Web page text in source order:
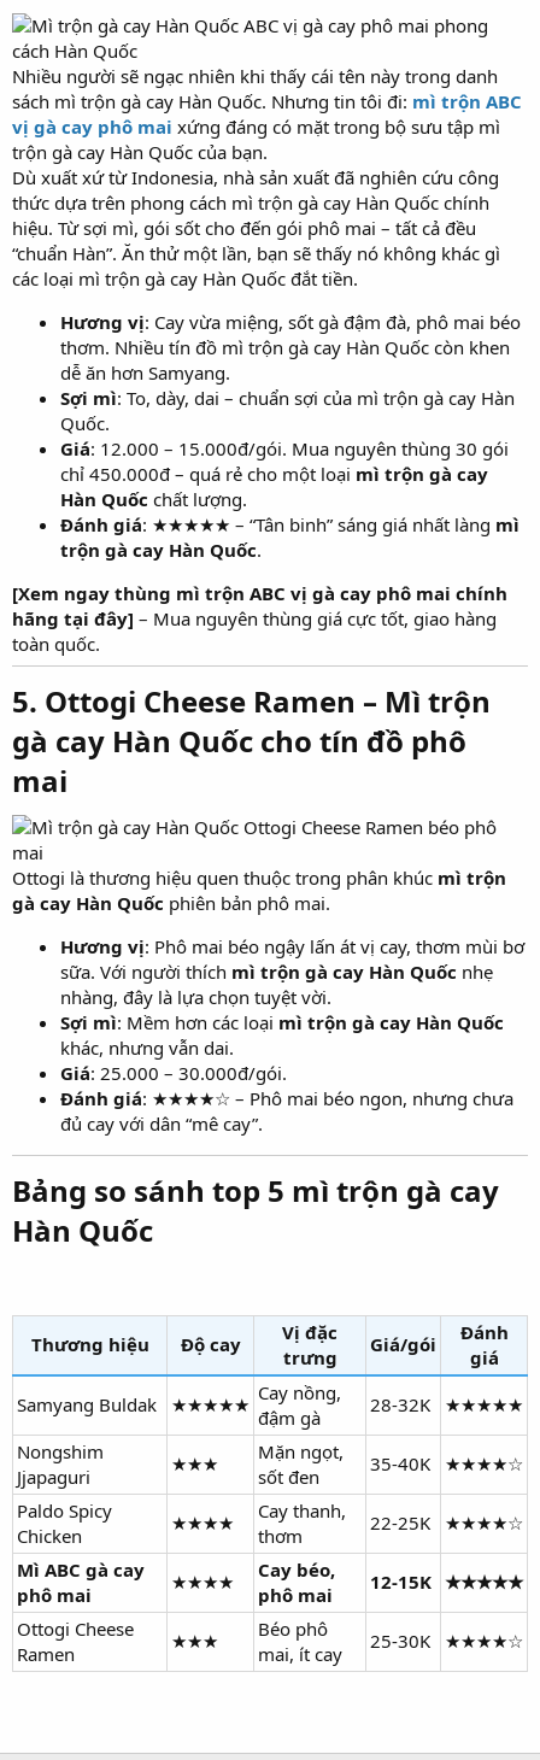
Nhiều người sẽ ngạc nhiên khi thấy cái tên này trong danh
sách mì trộn gà cay Hàn Quốc. Nhưng tin tôi đi: mì trộn ABC
vị gà cay phô mai xứng đáng có mặt trong bộ sưu tập mì
trộn gà cay Hàn Quốc của bạn.
Dù xuất xứ từ Indonesia, nhà sản xuất đã nghiên cứu công
thức dựa trên phong cách mì trộn gà cay Hàn Quốc chính
hiệu. Từ sợi mì, gói sốt cho đến gói phô mai – tất cả đều
“chuẩn Hàn”. Ăn thử một lần, bạn sẽ thấy nó không khác gì
các loại mì trộn gà cay Hàn Quốc đắt tiền.
Hương vị: Cay vừa miệng, sốt gà đậm đà, phô mai béo
thơm. Nhiều tín đồ mì trộn gà cay Hàn Quốc còn khen
dễ ăn hơn Samyang.
Sợi mì: To, dày, dai – chuẩn sợi của mì trộn gà cay Hàn
Quốc.
Giá: 12.000 – 15.000đ/gói. Mua nguyên thùng 30 gói
chỉ 450.000đ – quá rẻ cho một loại mì trộn gà cay
Hàn Quốc chất lượng.
Đánh giá: ★★★★★ – “Tân binh” sáng giá nhất làng mì
trộn gà cay Hàn Quốc.
[Xem ngay thùng mì trộn ABC vị gà cay phô mai chính
hãng tại đây] – Mua nguyên thùng giá cực tốt, giao hàng
toàn quốc.
5. Ottogi Cheese Ramen – Mì trộn
gà cay Hàn Quốc cho tín đồ phô
mai​
Ottogi là thương hiệu quen thuộc trong phân khúc mì trộn
gà cay Hàn Quốc phiên bản phô mai.
Hương vị: Phô mai béo ngậy lấn át vị cay, thơm mùi bơ
sữa. Với người thích mì trộn gà cay Hàn Quốc nhẹ
nhàng, đây là lựa chọn tuyệt vời.
Sợi mì: Mềm hơn các loại mì trộn gà cay Hàn Quốc
khác, nhưng vẫn dai.
Giá: 25.000 – 30.000đ/gói.
Đánh giá: ★★★★☆ – Phô mai béo ngon, nhưng chưa
đủ cay với dân “mê cay”.
Bảng so sánh top 5 mì trộn gà cay
Hàn Quốc​
Thương hiệu Độ cay
Vị đặc
trưng
Giá/gói
Đánh
giá
Samyang Buldak
★★★★★ Cay nồng,
đậm gà
28-32K
★★★★★
Nongshim
Jjapaguri
★★★
Mặn ngọt,
sốt đen
35-40K
★★★★☆
Paldo Spicy
Chicken
★★★★
Cay thanh,
thơm
22-25K
★★★★☆
Mì ABC gà cay
phô mai
★★★★
Cay béo,
phô mai
12-15K ★★★★★
Ottogi Cheese
Ramen
★★★
Béo phô
mai, ít cay
25-30K ★★★★☆